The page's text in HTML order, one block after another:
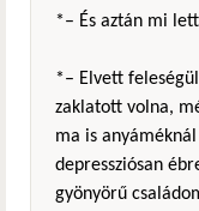
*– És aztán mi
*– Elvett
zaklatott volna,
ma is
depressziósan
gyönyörű